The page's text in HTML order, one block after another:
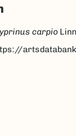
carpio